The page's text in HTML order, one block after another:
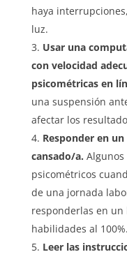
haya
luz.
Usar una
con velocidad
psicométricas en
una suspensión
afectar los
Responder en
cansado/a.
psicométricos
de una jornada
responderlas en
habilidades al 100%.
Leer las